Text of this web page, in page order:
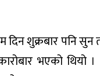
दिन शुक्रबार पनि
भएको थियो